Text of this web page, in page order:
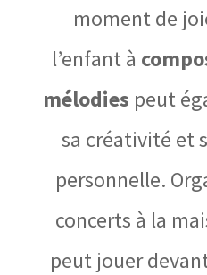
moment de
l’enfant à
mélodies peut
sa créativité et
personnelle.
concerts à la
peut jouer